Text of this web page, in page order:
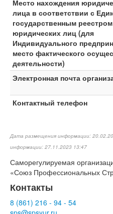
Место нахождения
лица в соответствии с
государственным реестром
юридических лиц (для
Индивидуального
место фактического
деятельности)
Электронная почта
Контактный телефон
Дата размещения информации:
информации: 27.11.2023 13:47
Саморегулируемая
«Союз Профессиональных
Контакты
8 (861) 216 - 94 - 54